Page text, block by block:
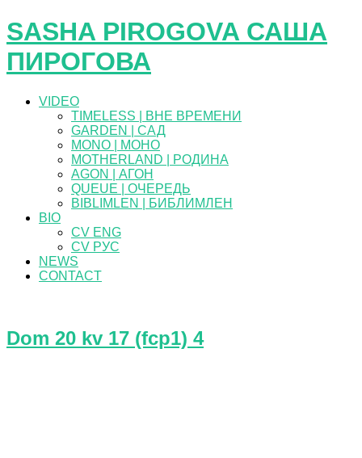
SASHA PIROGOVA САША
ПИРОГОВА
VIDEO
TIMELESS | ВНЕ ВРЕМЕНИ
GARDEN | САД
MONO | МОНО
MOTHERLAND | РОДИНА
AGON | АГОН
QUEUE | ОЧЕРЕДЬ
BIBLIMLEN | БИБЛИМЛЕН
BIO
CV ENG
CV РУС
NEWS
CONTACT
Dom 20 kv 17 (fcp1) 4